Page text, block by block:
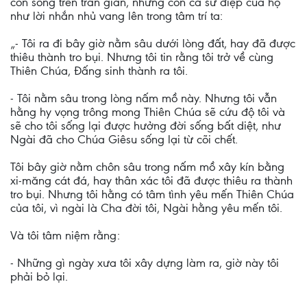
như lời nhắn nhủ vang lên trong tâm trí ta:
„- Tôi ra đi bây giờ nằm sâu dưới lòng đất, hay đã được
thiêu thành tro bụi. Nhưng tôi tin rằng tôi trở về cùng
Thiên Chúa, Ðấng sinh thành ra tôi.
- Tôi nằm sâu trong lòng nấm mồ này. Nhưng tôi vẫn
hằng hy vọng trông mong Thiên Chúa sẽ cứu độ tôi và
sẽ cho tôi sống lại được hưởng đời sống bất diệt, như
Ngài đã cho Chúa Giêsu sống lại từ cõi chết.
Tôi bây giờ nằm chôn sâu trong nấm mồ xây kín bằng
xi-măng cát đá, hay thân xác tôi đã được thiêu ra thành
tro bụi. Nhưng tôi hằng có tâm tình yêu mến Thiên Chúa
của tôi, vì ngài là Cha đời tôi, Ngài hằng yêu mến tôi.
Và tôi tâm niệm rằng:
- Những gì ngày xưa tôi xây dựng làm ra, giờ này tôi
phải bỏ lại.